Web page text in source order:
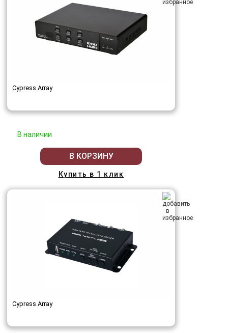
Cypress Array
В наличии
В КОРЗИНУ
Купить в 1 клик
Cypress Array